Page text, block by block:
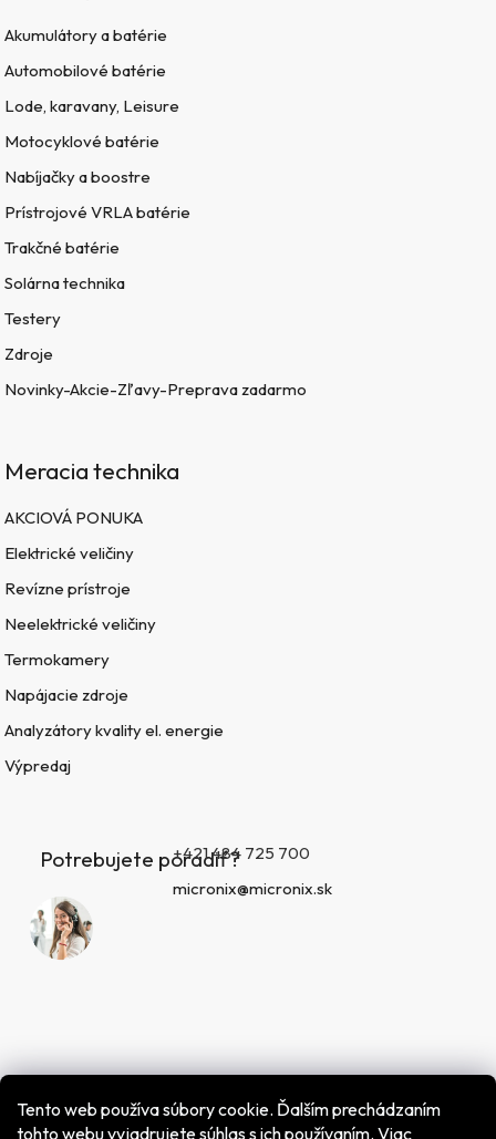
Tento web používa súbory cookie. Ďalším prechádzaním
tohto webu vyjadrujete súhlas s ich používaním. Viac
Akumulátory a batérie
Automobilové batérie
Lode, karavany, Leisure
Motocyklové batérie
Nabíjačky a boostre
Prístrojové VRLA batérie
Trakčné batérie
Solárna technika
Testery
Zdroje
Novinky-Akcie-Zľavy-Preprava zadarmo
Meracia technika
AKCIOVÁ PONUKA
Elektrické veličiny
Revízne prístroje
Neelektrické veličiny
Termokamery
Napájacie zdroje
Analyzátory kvality el. energie
Výpredaj
Potrebujete poradiť?+421 484 725 700
micronix@micronix.sk